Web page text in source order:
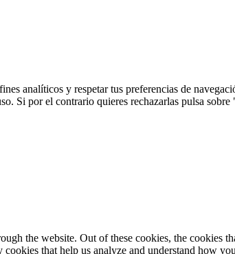
analíticos y respetar tus preferencias de
Si por el contrario quieres rechazarlas pulsa
the website. Out of these cookies, the cookies
that help us analyze and understand how